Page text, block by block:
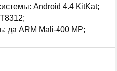
Android 4.4 KitKat;
да ARM Mali-400 MP;